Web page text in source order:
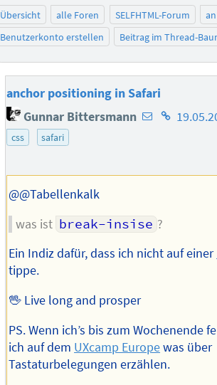
Übersicht alle Foren SELFHTML-Forum
Benutzerkonto erstellen
Beitrag im Thread-
anchor positioning in Safari
Gunnar Bittersmann E-
des
Homepage
css safari
@@Tabellenkalk
was ist break-insise ?
Ein Indiz dafür, dass ich nicht auf einer
tippe.
🖖 Live long and prosper
PS. Wenn ich’s bis zum Wochenende
ich auf dem UXcamp Europewas über
Tastaturbelegungen erzählen.